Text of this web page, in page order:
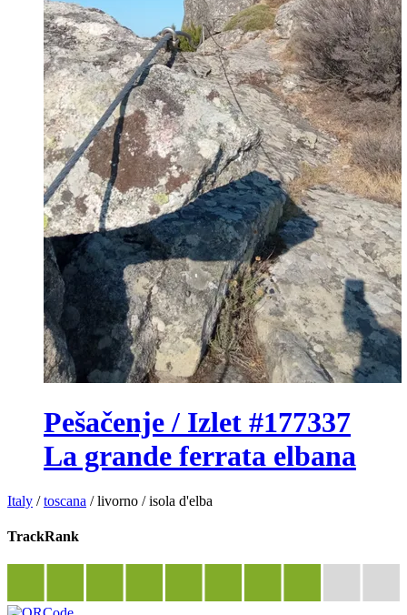
Pešačenje / Izlet #177337
La grande ferrata elbana
Italy /toscana /livorno /isola d'elba
TrackRank